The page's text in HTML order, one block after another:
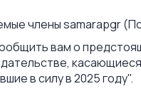
члены samarapgr
вам о
в силу в 2025 году".